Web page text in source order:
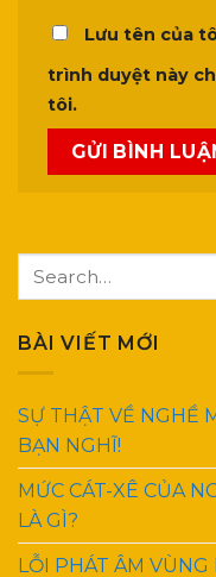
Lưu tên của
trình duyệt này
tôi.
BÀI VIẾT MỚI
SỰ THẬT VỀ NGHỀ
BẠN NGHĨ!
MỨC CÁT-XÊ CỦA
LÀ GÌ?
LỖI PHÁT ÂM